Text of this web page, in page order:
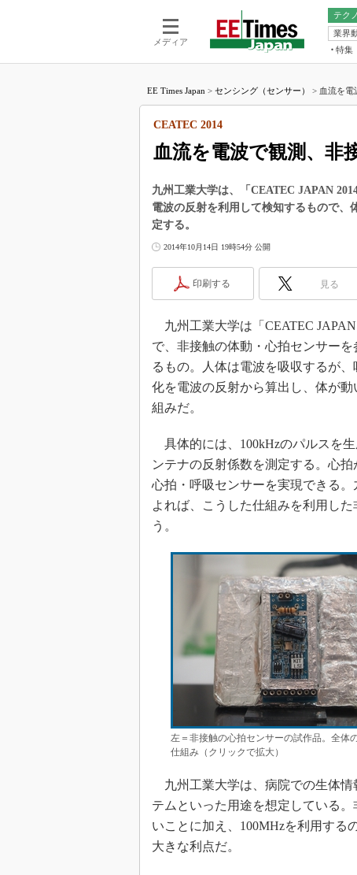
メディア
テク
電池／エネルギ
ア
マ
業界
特集
福田昭の
大山聡の
リタイア
学漂流記
この10年
製品分
光伝送技
“異端児
改革、執
JASA発
IHSアナ
「英語に
ための新
EE Times Japan > センシング（センサー） > 血流を電
血流を電波で観測、非
CEATEC 2014
九州工業大学は、「CEATEC JAPAN
電波の反射を利用して検知するもので、
定する。
2014年10月14日 19時54分 公開
印刷する 見る
九州工業大学は「CEATEC JAPAN
で、非接触の体動・心拍センサー
るもの。人体は電波を吸収するが
化を電波の反射から算出し、体が
組みだ。
具体的には、100kHzのパルスを
ンテナの反射係数を測定する。心
心拍・呼吸センサーを実現できる
よれば、こうした仕組みを利用し
う。
左＝非接触の心拍センサーの試作品。全体
仕組み（クリックで拡大）
九州工業大学は、病院での生体情
テムといった用途を想定している
いことに加え、100MHzを利用する
大きな利点だ。